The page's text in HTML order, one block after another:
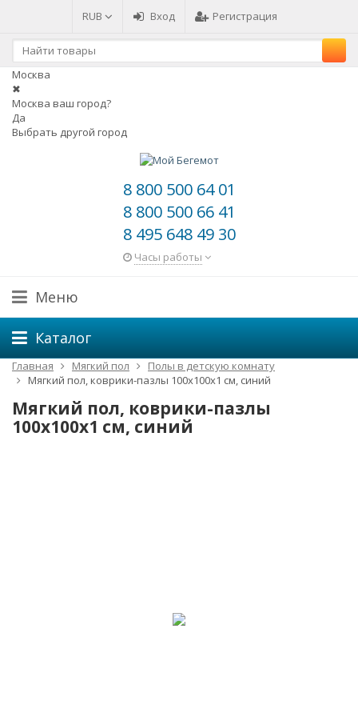
RUB Вход Регистрация
Москва
✖
Москва ваш город?
Да
Выбрать другой город
8 800 500 64 01
8 800 500 66 41
8 495 648 49 30
Часы работы
Меню
Каталог
Главная Мягкий пол
Полы в детскую комнату
Мягкий пол, коврики-пазлы 100х100x1 см, синий
Мягкий пол, коврики-пазлы
100х100x1 см, синий